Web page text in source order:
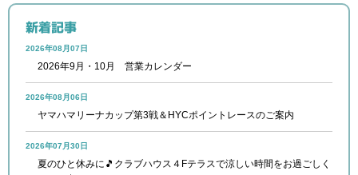
新着記事
2026年08月07日
2026年9月・10月 営業カレンダー
2026年08月06日
ヤマハマリーナカップ第3戦＆HYCポイントレースのご案内
2026年07月30日
夏のひと休みに🎵クラブハウス４Fテラスで涼しい時間をお過ごしく